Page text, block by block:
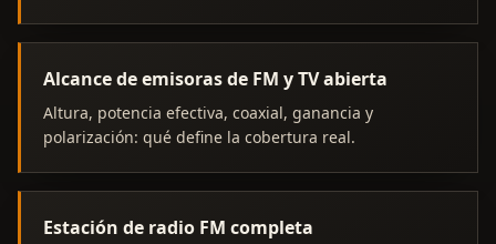
Alcance de emisoras de FM y TV abierta
Altura, potencia efectiva, coaxial, ganancia y
polarización: qué define la cobertura real.
Estación de radio FM completa